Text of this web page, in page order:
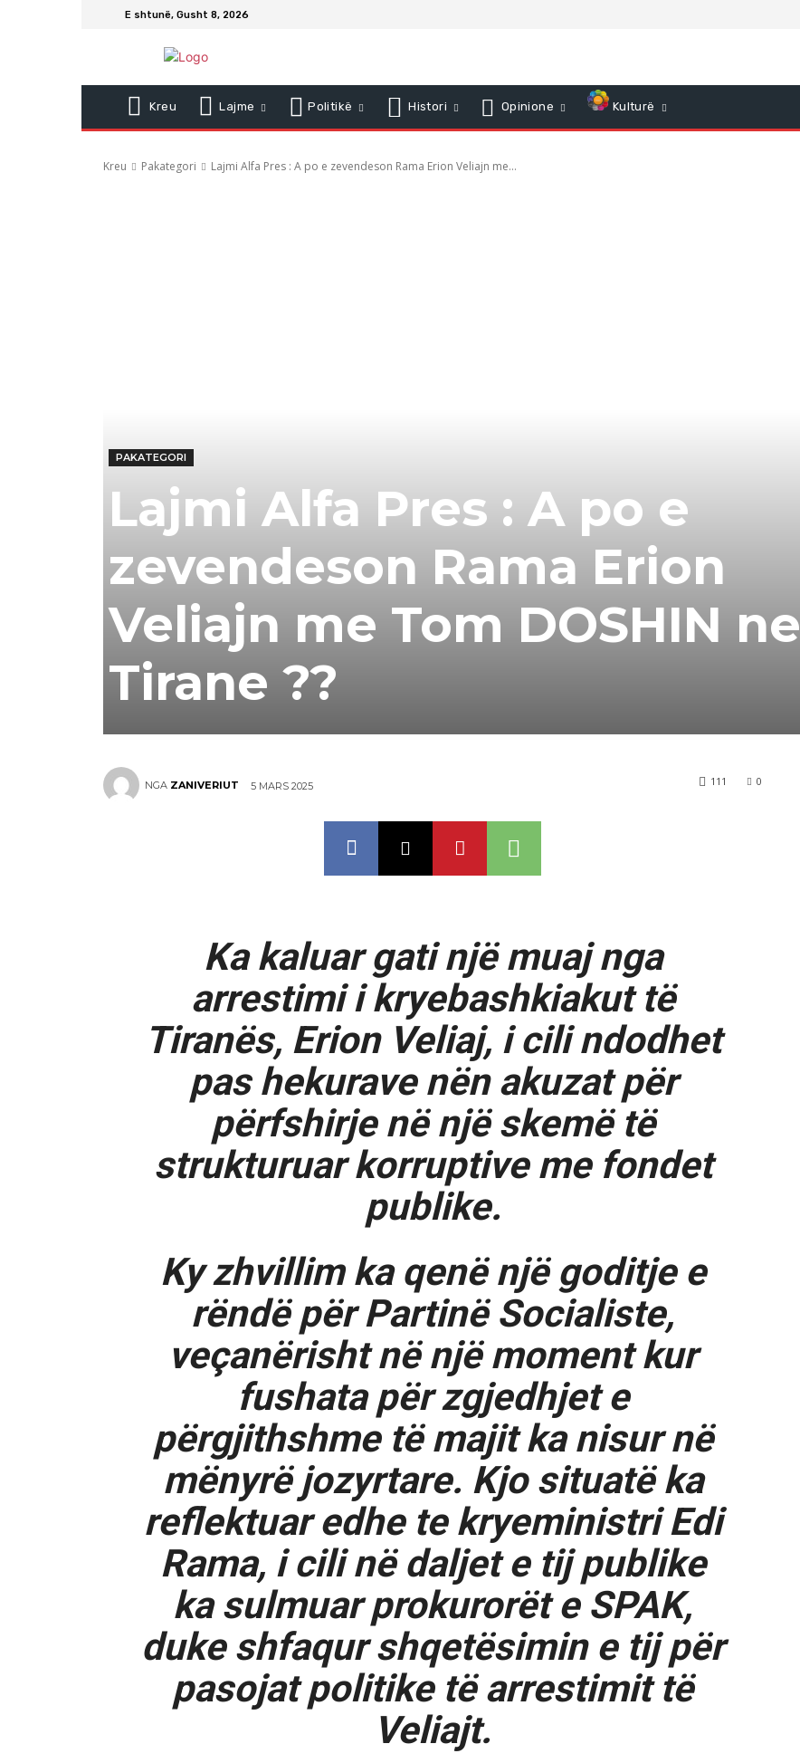
E shtunë, Gusht 8, 2026
Kreu Lajme Politikë Histori Opinione Kulturë
Kreu Pakategori Lajmi Alfa Pres : A po e zevendeson Rama Erion Veliajn me...
PAKATEGORI
Lajmi Alfa Pres : A po e
zevendeson Rama Erion
Veliajn me Tom DOSHIN ne
Tirane ??
NGA ZANIVERIUT 5 MARS 2025 0
111
Ka kaluar gati një muaj nga
arrestimi i kryebashkiakut të
Tiranës, Erion Veliaj, i cili ndodhet
pas hekurave nën akuzat për
përfshirje në një skemë të
strukturuar korruptive me fondet
publike.
Ky zhvillim ka qenë një goditje e
rëndë për Partinë Socialiste,
veçanërisht në një moment kur
fushata për zgjedhjet e
përgjithshme të majit ka nisur në
mënyrë jozyrtare. Kjo situatë ka
reflektuar edhe te kryeministri Edi
Rama, i cili në daljet e tij publike
ka sulmuar prokurorët e SPAK,
duke shfaqur shqetësimin e tij për
pasojat politike të arrestimit të
Veliajt.